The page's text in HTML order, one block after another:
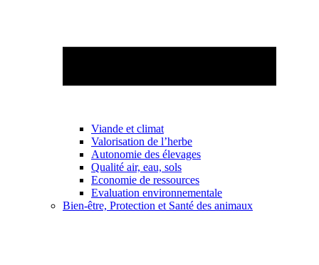
Viande et climat
Valorisation de l’herbe
Autonomie des élevages
Qualité air, eau, sols
Economie de ressources
Evaluation environnementale
Bien-être, Protection et Santé des animaux